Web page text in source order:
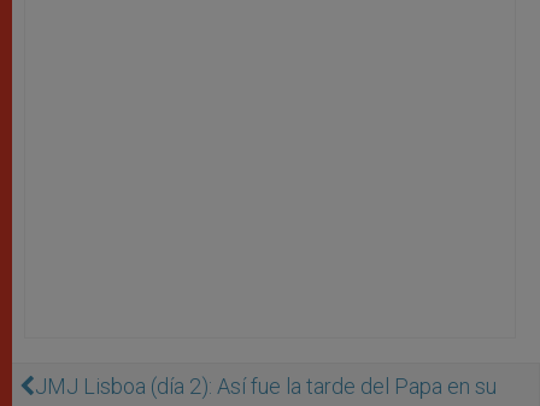
JMJ Lisboa (día 2): Así fue la tarde del Papa en su